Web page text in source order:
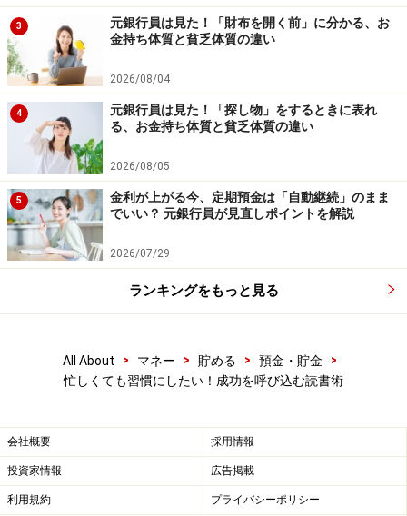
読書嫌いな子どもになる！親のNG言動10
1000万円も夢じゃない!?お金が貯まる朝の習慣
お金持ちになれる人、貧乏なままの人の発想法
お金を引き寄せる！たった3つのマインド術
※記事内容は執筆時点のものです。最新の内容をご確認くださ
い。
本記事の内容は一般的な情報提供を目的としており、特定の金融
商品や投資行動を推奨するものではありません。
投資や資産運用に関する最終的なご判断はご自身の責任において
行ってください。
掲載情報の正確性・完全性については十分に配慮しております
が、その内容を保証するものではなく、これに基づく損失・損害
などについて当社は一切の責任を負いません。
最新の情報や詳細については、必ず各金融機関やサービス提供者
の公式情報をご確認ください。
・「家計」について、 アンケート（2026/8/31まで）
中です！
※抽選で20名にAmazonギフト券1000円分プレゼント
なります
3
元銀行員は見た！「財布を開く前」に分かる、お
金持ち体質と貧乏体質の違い
2026/08/04
4
元銀行員は見た！「探し物」をするときに表れ
る、お金持ち体質と貧乏体質の違い
2026/08/05
5
金利が上がる今、定期預金は「自動継続」のまま
でいい？ 元銀行員が見直しポイントを解説
2026/07/29
ランキングをもっと見る
All About > マネー > 貯める > 預金・貯金
>
忙しくても習慣にしたい！成功を呼び込む読書術
会社概要 採用情報
投資家情報 広告掲載
利用規約 プライバシーポリシー